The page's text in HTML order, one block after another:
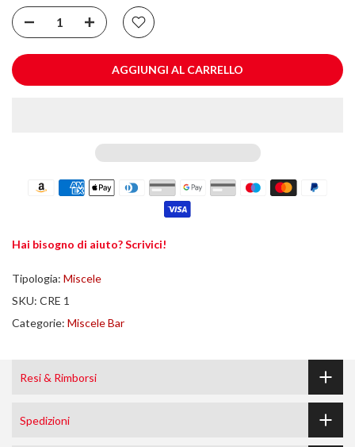
AGGIUNGI AL CARRELLO
Hai bisogno di aiuto? Scrivici!
Tipologia: Miscele
SKU: CRE 1
Categorie: Miscele Bar
Resi & Rimborsi
Spedizioni